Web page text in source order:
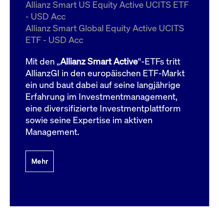
Allianz Smart US Equity Active UCITS ETF
- USD Acc
Allianz Smart Global Equity Active UCITS
ETF - USD Acc
Mit den „Allianz Smart Active“-ETFs tritt
AllianzGI in den europäischen ETF-Markt
ein und baut dabei auf seine langjährige
Erfahrung im Investmentmanagement,
eine diversifizierte Investmentplattform
sowie seine Expertise im aktiven
Management.
Mehr
ApplicationGatewayAffinityCORS
boerse.com
Domain
bis